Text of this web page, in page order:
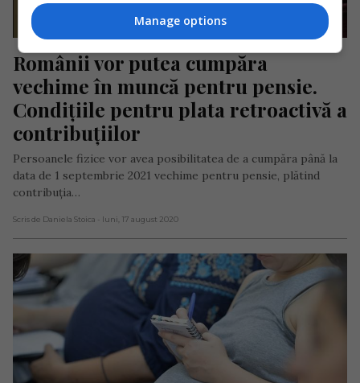
Românii vor putea cumpăra
vechime în muncă pentru pensie.
Condițiile pentru plata retroactivă a
contribuțiilor
Persoanele fizice vor avea posibilitatea de a cumpăra până la
data de 1 septembrie 2021 vechime pentru pensie, plătind
contribuția…
Scris de Daniela Stoica - luni, 17 august 2020
Manage options